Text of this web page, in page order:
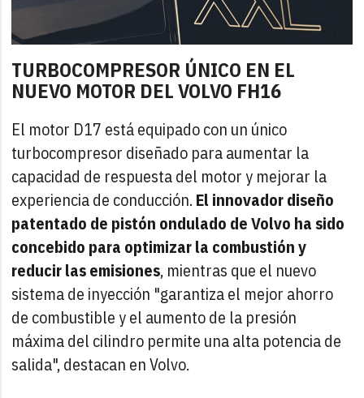
TURBOCOMPRESOR ÚNICO EN EL
NUEVO MOTOR DEL VOLVO FH16
El motor D17 está equipado con un único
turbocompresor diseñado para aumentar la
capacidad de respuesta del motor y mejorar la
experiencia de conducción. El innovador diseño
patentado de pistón ondulado de Volvo ha sido
concebido para optimizar la combustión y
reducir las emisiones, mientras que el nuevo
sistema de inyección "garantiza el mejor ahorro
de combustible y el aumento de la presión
máxima del cilindro permite una alta potencia de
salida", destacan en Volvo.